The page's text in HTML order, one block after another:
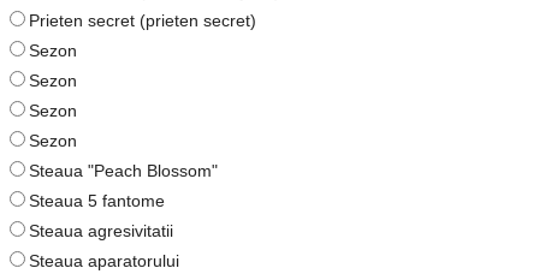
Prieten secret (prieten secret)
Sezon
Sezon
Sezon
Sezon
Steaua "Peach Blossom"
Steaua 5 fantome
Steaua agresivitatii
Steaua aparatorului